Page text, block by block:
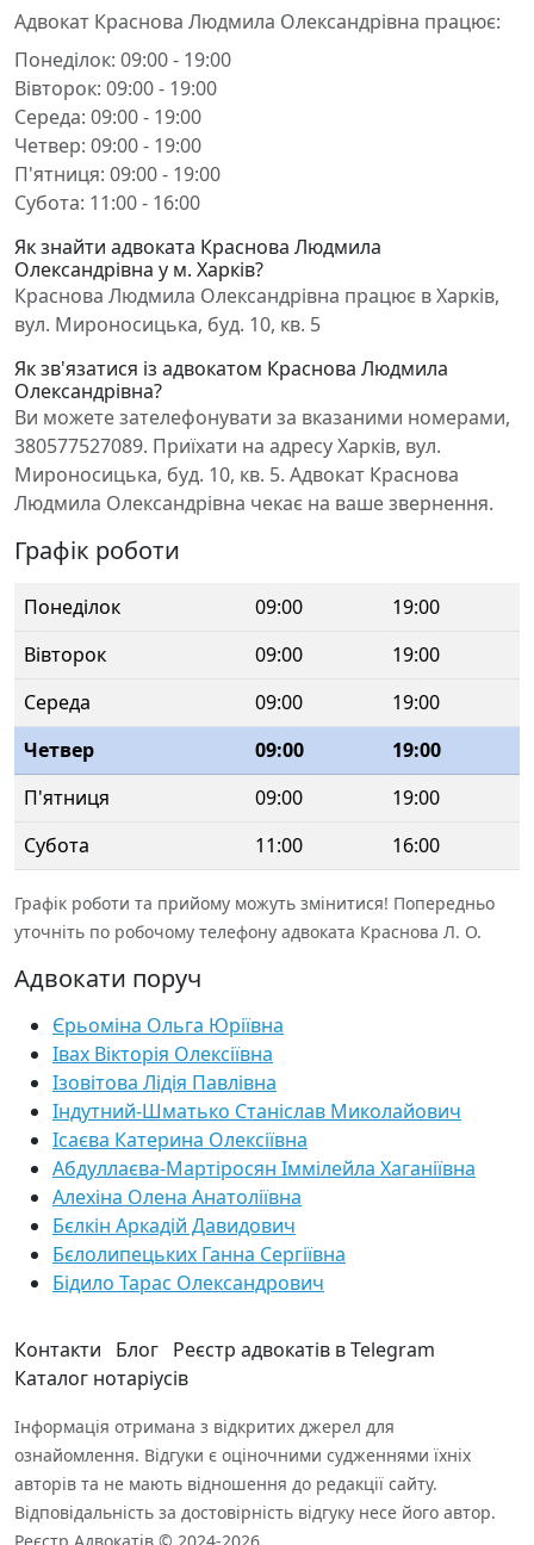
Адвокат Краснова Людмила Олександрівна працює:
Понеділок: 09:00 - 19:00
Вівторок: 09:00 - 19:00
Середа: 09:00 - 19:00
Четвер: 09:00 - 19:00
П'ятниця: 09:00 - 19:00
Субота: 11:00 - 16:00
Як знайти адвоката Краснова Людмила
Олександрівна у м. Харків?
Краснова Людмила Олександрівна працює в Харків,
вул. Мироносицька, буд. 10, кв. 5
Як зв'язатися із адвокатом Краснова Людмила
Олександрівна?
Ви можете зателефонувати за вказаними номерами,
380577527089. Приїхати на адресу Харків, вул.
Мироносицька, буд. 10, кв. 5. Адвокат Краснова
Людмила Олександрівна чекає на ваше звернення.
Графік роботи
Понеділок 09:00
19:00
Вівторок
09:00
19:00
Середа
09:00
19:00
Четвер
09:00
19:00
П'ятниця
09:00
19:00
Субота
11:00 16:00
Графік роботи та прийому можуть змінитися! Попередньо
уточніть по робочому телефону адвоката Краснова Л. О.
Адвокати поруч
Єрьоміна Ольга Юріївна
Івах Вікторія Олексіївна
Ізовітова Лідія Павлівна
Індутний-Шматько Станіслав Миколайович
Ісаєва Катерина Олексіївна
Абдуллаєва-Мартіросян Іммілейла Хаганіївна
Алехіна Олена Анатоліївна
Бєлкін Аркадій Давидович
Бєлолипецьких Ганна Сергіївна
Бідило Тарас Олександрович
Контакти Блог Реєстр адвокатів в Telegram
Каталог нотаріусів
Інформація отримана з відкритих джерел для
ознайомлення. Відгуки є оціночними судженнями їхніх
авторів та не мають відношення до редакції сайту.
Відповідальність за достовірність відгуку несе його автор.